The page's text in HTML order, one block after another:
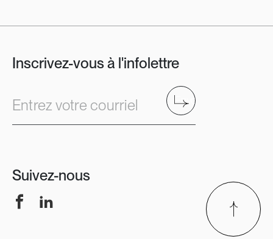
Inscrivez-vous à l'infolettre
Entrez votre courriel Envoyer
Suivez-nous
FacebookLinkedIn